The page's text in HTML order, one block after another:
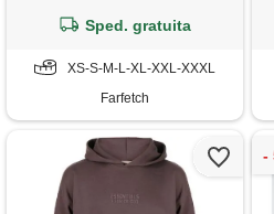
Sped. gratuita
XS-S-M-L-XL-XXL-XXXL
Farfetch